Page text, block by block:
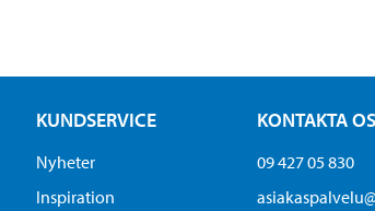
KUNDSERVICE
Nyheter
Inspiration
KONTAKTA
09 427 05 830